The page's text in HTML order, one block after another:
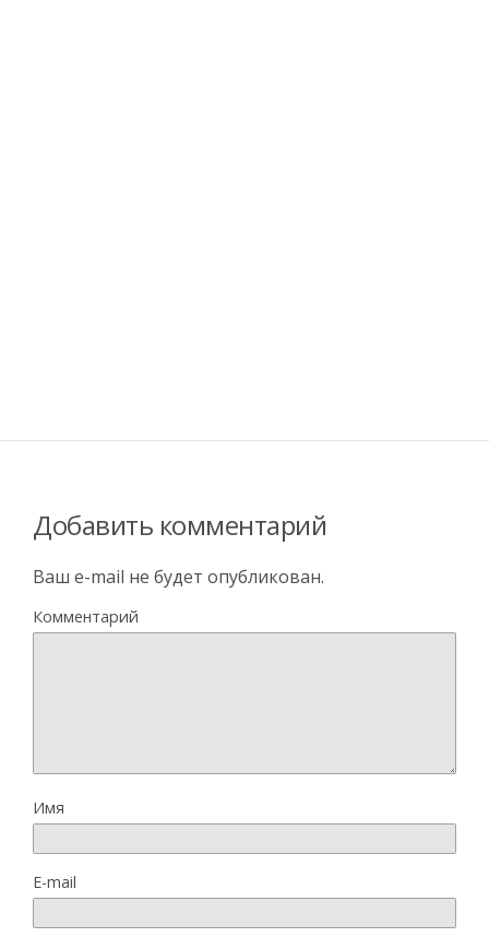
Добавить комментарий
Ваш e-mail не будет опубликован.
Комментарий
Имя
E-mail